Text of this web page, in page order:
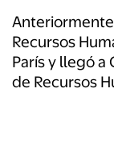
Recursos
París y llegó a
de Recursos